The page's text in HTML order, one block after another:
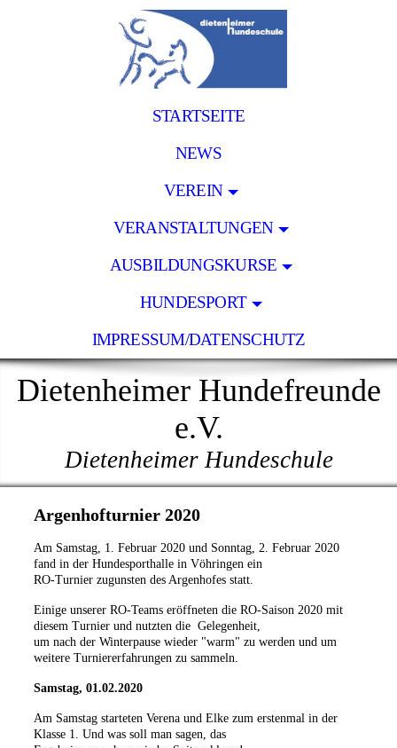
STARTSEITE
NEWS
VEREIN
VERANSTALTUNGEN
AUSBILDUNGSKURSE
HUNDESPORT
IMPRESSUM/DATENSCHUTZ
Dietenheimer Hundefreunde
e.V.
Dietenheimer Hundeschule
Argenhofturnier 2020
Am Samstag, 1. Februar 2020 und Sonntag, 2. Februar 2020
fand in der Hundesporthalle in Vöhringen ein
RO-Turnier zugunsten des Argenhofes statt.
Einige unserer RO-Teams eröffneten die RO-Saison 2020 mit
diesem Turnier und nutzten die Gelegenheit,
um nach der Winterpause wieder "warm" zu werden und um
weitere Turniererfahrungen zu sammeln.
Samstag, 01.02.2020
Am Samstag starteten Verena und Elke zum erstenmal in der
Klasse 1. Und was soll man sagen, das